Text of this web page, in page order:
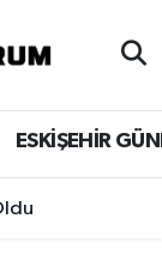
ESKİŞEHİR